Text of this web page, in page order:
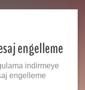
engelleme
indirmeye
engelleme